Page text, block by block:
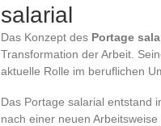
salarial
Das Konzept des Portage
Transformation der Arbeit.
aktuelle Rolle im beruflichen
Das Portage salarial entstand
nach einer neuen